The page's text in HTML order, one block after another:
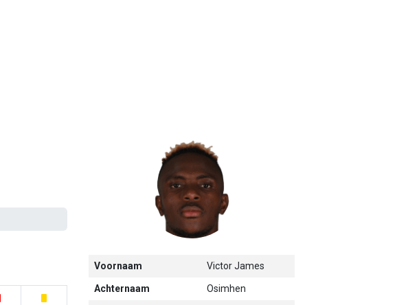
Voornaam Victor James
Achternaam Osimhen